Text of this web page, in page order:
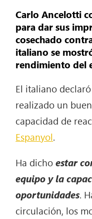
Carlo Ancelotti
para dar sus
cosechado
italiano se
rendimiento del
El italiano
realizado un
capacidad de
Espanyol.
Ha dichoestar
equipo y la
oportunidades.
circulación, los